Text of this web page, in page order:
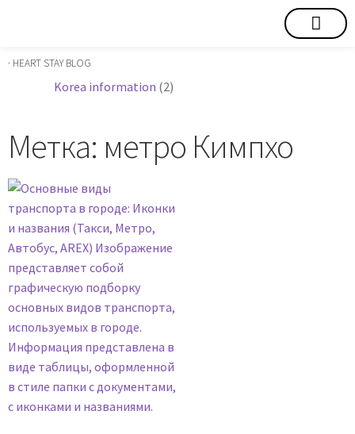
· HEART STAY BLOG
Korea information (2)
Метка: метро Кимпхо